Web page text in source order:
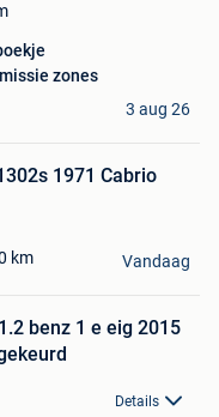
zones
3 aug 26
1971 Cabrio
km Vandaag
benz 1 e eig 2015
gekeurd
Details